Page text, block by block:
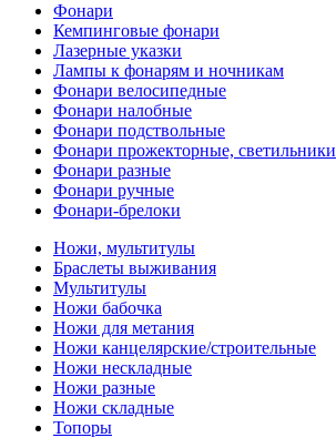
Фонари
Кемпинговые фонари
Лазерные указки
Лампы к фонарям и ночникам
Фонари велосипедные
Фонари налобные
Фонари подствольные
Фонари прожекторные, светильники
Фонари разные
Фонари ручные
Фонари-брелоки
Ножи, мультитулы
Браслеты выживания
Мультитулы
Ножи бабочка
Ножи для метания
Ножи канцелярские/строительные
Ножи нескладные
Ножи разные
Ножи складные
Топоры